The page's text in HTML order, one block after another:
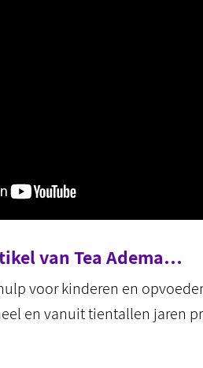
van Tea Adema…
voor kinderen en
en vanuit tientallen jaren